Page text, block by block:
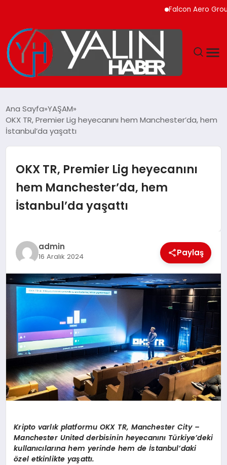
Falcon Aero Group,
SPOR
YAŞAM
TEKNOLOJİ
MAGAZİN
Ana Sayfa YAŞAM
OKX TR, Premier Lig heyecanını hem Manchester’da, hem
İstanbul’da yaşattı
OKX TR, Premier Lig heyecanını
hem Manchester’da, hem
İstanbul’da yaşattı
admin
16 Aralık 2024 Paylaş
Kripto varlık platformu OKX TR, Manchester City –
Manchester United derbisinin heyecanını Türkiye’deki
kullanıcılarına hem yerinde hem deİstanbul’daki
özel etkinlikte yaşattı.